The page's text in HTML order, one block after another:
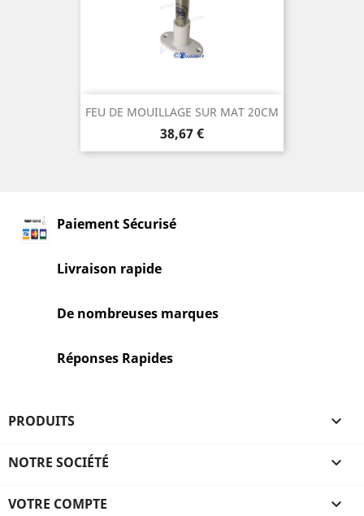
FEU DE MOUILLAGE SUR MAT 20CM
Prix
38,67 €
Paiement Sécurisé
Livraison rapide
De nombreuses marques
Réponses Rapides
PRODUITS 
NOTRE SOCIÉTÉ 
VOTRE COMPTE 